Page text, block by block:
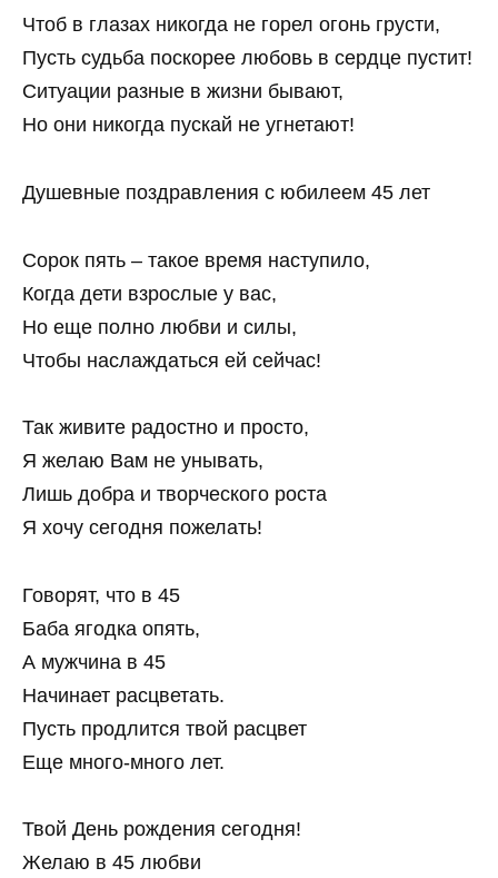
Чтоб в глазах никогда не горел огонь грусти,
Пусть судьба поскорее любовь в сердце пустит!
Ситуации разные в жизни бывают,
Но они никогда пускай не угнетают!
Душевные поздравления с юбилеем 45 лет
Сорок пять – такое время наступило,
Когда дети взрослые у вас,
Но еще полно любви и силы,
Чтобы наслаждаться ей сейчас!
Так живите радостно и просто,
Я желаю Вам не унывать,
Лишь добра и творческого роста
Я хочу сегодня пожелать!
Говорят, что в 45
Баба ягодка опять,
А мужчина в 45
Начинает расцветать.
Пусть продлится твой расцвет
Еще много-много лет.
Твой День рождения сегодня!
Желаю в 45 любви